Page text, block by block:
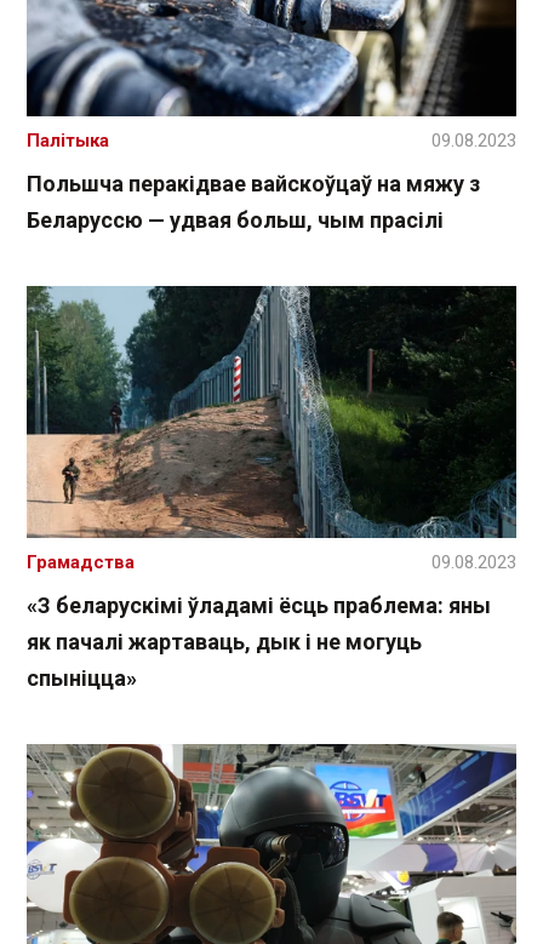
Польшча перакідвае вайскоўцаў на мяжу з
Беларуссю — удвая больш, чым прасілі
Палітыка 09.08.2023
«З беларускімі ўладамі ёсць праблема: яны
як пачалі жартаваць, дык і не могуць
спыніцца»
Грамадства 09.08.2023